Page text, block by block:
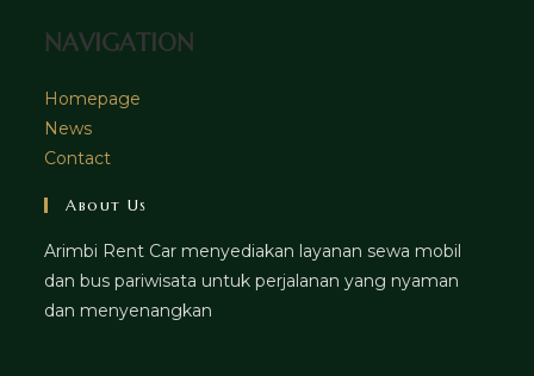
NAVIGATION
Homepage
News
Contact
About Us
Arimbi Rent Car menyediakan layanan sewa mobil
dan bus pariwisata untuk perjalanan yang nyaman
dan menyenangkan